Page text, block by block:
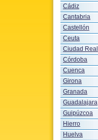
Cádiz
Cantabria
Castellón
Ceuta
Ciudad Real
Córdoba
Cuenca
Girona
Granada
Guadalajara
Guipúzcoa
Hierro
Huelva